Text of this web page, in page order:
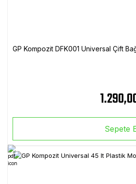
GP Kompozit DFK001 Universal Çift
Sepete